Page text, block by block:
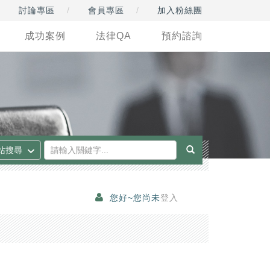
討論專區 會員專區 加入粉絲團
成功案例 法律QA 預約諮詢
您好~您尚未登入